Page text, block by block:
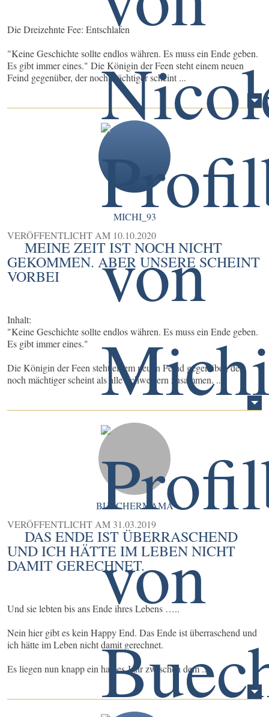
Die Dreizehnte Fee: Entschlafen
"Keine Geschichte sollte endlos währen. Es muss ein Ende geben.
Es gibt immer eines." Die Königin der Feen steht einem neuen
Feind gegenüber, der noch mächtiger scheint ...
MICHI_93
VERÖFFENTLICHT AM 10.10.2020
MEINE ZEIT IST NOCH NICHT
GEKOMMEN. ABER UNSERE SCHEINT
VORBEI
Inhalt:
"Keine Geschichte sollte endlos währen. Es muss ein Ende geben.
Es gibt immer eines."
Die Königin der Feen steht einem neuen Feind gegenüber, der
noch mächtiger scheint als alle Schwestern zusammen. ...
BUECHERMAMA
VERÖFFENTLICHT AM 31.03.2019
DAS ENDE IST ÜBERRASCHEND
UND ICH HÄTTE IM LEBEN NICHT
DAMIT GERECHNET.
Und sie lebten bis ans Ende ihres Lebens …..
Nein hier gibt es kein Happy End. Das Ende ist überraschend und
ich hätte im Leben nicht damit gerechnet.
Es liegen nun knapp ein halbes Jahr zwischen dem ...